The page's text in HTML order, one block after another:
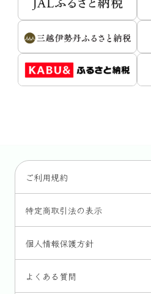
ご利用規約
特定商取引法の表示
個人情報保護方針
よくある質問